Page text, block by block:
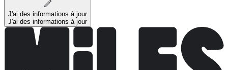
J'ai des informations à jour
J'ai des informations à jour